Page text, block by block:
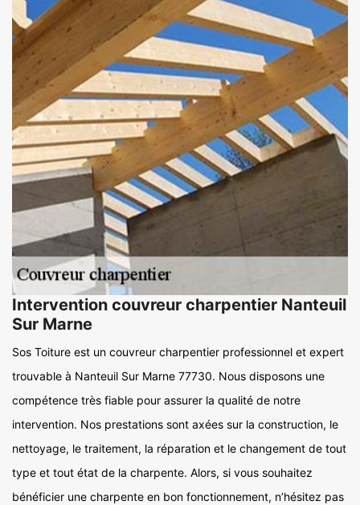
Intervention couvreur charpentier Nanteuil
Sur Marne
Sos Toiture est un couvreur charpentier professionnel et expert
trouvable à Nanteuil Sur Marne 77730. Nous disposons une
compétence très fiable pour assurer la qualité de notre
intervention. Nos prestations sont axées sur la construction, le
nettoyage, le traitement, la réparation et le changement de tout
type et tout état de la charpente. Alors, si vous souhaitez
bénéficier une charpente en bon fonctionnement, n’hésitez pas